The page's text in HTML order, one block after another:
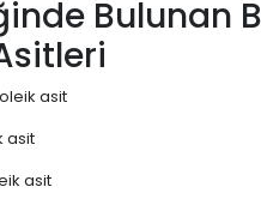
Bulunan
asit
asit
asit